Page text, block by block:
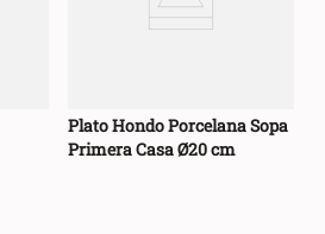
Plato Hondo Porcelana Sopa
Primera Casa Ø20 cm